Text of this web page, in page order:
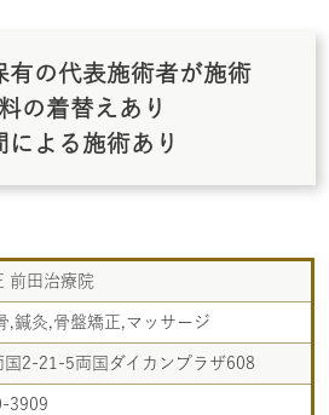
有の代表施術者が施術
の着替えあり
による施術あり
前田治療院
,鍼灸,骨盤矯正,マッサージ
国2-21-5両国ダイカンプラザ608
3909